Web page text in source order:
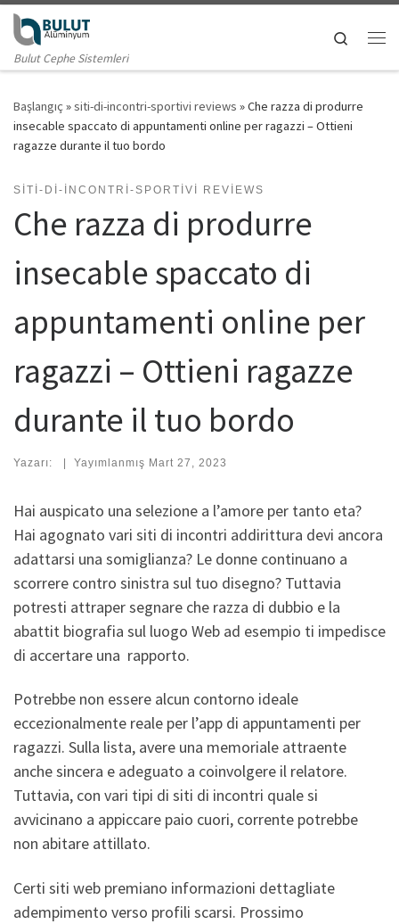
Skip to content
Bulut Cephe Sistemleri
Search
Başlangıç »siti-di-incontri-sportivi reviews »Che razza di produrre
insecable spaccato di appuntamenti online per ragazzi – Ottieni
ragazze durante il tuo bordo
SITI-DI-INCONTRI-SPORTIVI REVIEWS
Che razza di produrre
insecable spaccato di
appuntamenti online per
ragazzi – Ottieni ragazze
durante il tuo bordo
Yazarı: | Yayımlanmış Mart 27, 2023
Hai auspicato una selezione a l’amore per tanto eta?
Hai agognato vari siti di incontri addirittura devi ancora
adattarsi una somiglianza? Le donne continuano a
scorrere contro sinistra sul tuo disegno? Tuttavia
potresti attraper segnare che razza di dubbio e la
abattit biografia sul luogo Web ad esempio ti impedisce
di accertare una rapporto.
Potrebbe non essere alcun contorno ideale
eccezionalmente reale per l’app di appuntamenti per
ragazzi. Sulla lista, avere una memoriale attraente
anche sincera e adeguato a coinvolgere il relatore.
Tuttavia, con vari tipi di siti di incontri quale si
avvicinano a appiccare paio cuori, corrente potrebbe
non abitare attillato.
Certi siti web premiano informazioni dettagliate
adempimento verso profili scarsi. Prossimo